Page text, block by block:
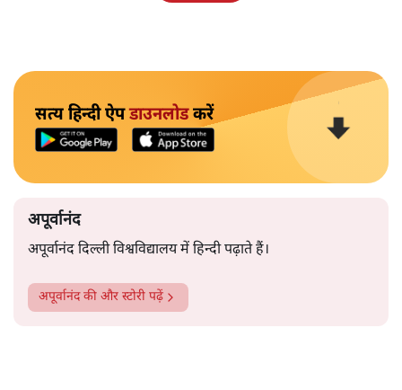
सत्य हिन्दी ऐपडाउनलोडकरें
अपूर्वानंद
अपूर्वानंद दिल्ली विश्वविद्यालय में हिन्दी पढ़ाते हैं।
अपूर्वानंदकी और स्टोरी पढ़ें